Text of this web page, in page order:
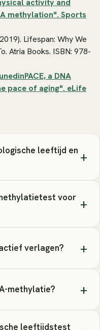
activity and
methylation". Sports
Lifespan: Why We
. Atria Books. ISBN: 978-
a DNA
pace of aging". eLife
leeftijd en +
voor +
verlagen? +
methylatie? +
leeftijdstest